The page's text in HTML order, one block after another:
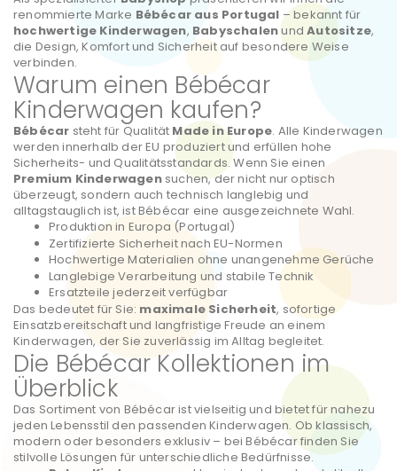
renommierte Marke Bébécar aus Portugal – bekannt für
hochwertige Kinderwagen, BabyschalenundAutositze,
die Design, Komfort und Sicherheit auf besondere Weise
verbinden.
Warum einen Bébécar
Kinderwagen kaufen?
Bébécar steht für Qualität Made in Europe. Alle Kinderwagen
werden innerhalb der EU produziert und erfüllen hohe
Sicherheits- und Qualitätsstandards. Wenn Sie einen
Premium Kinderwagensuchen, der nicht nur optisch
überzeugt, sondern auch technisch langlebig und
alltagstauglich ist, ist Bébécar eine ausgezeichnete Wahl.
Produktion in Europa (Portugal)
Zertifizierte Sicherheit nach EU-Normen
Hochwertige Materialien ohne unangenehme Gerüche
Langlebige Verarbeitung und stabile Technik
Ersatzteile jederzeit verfügbar
Das bedeutet für Sie: maximale Sicherheit, sofortige
Einsatzbereitschaft und langfristige Freude an einem
Kinderwagen, der Sie zuverlässig im Alltag begleitet.
Die Bébécar Kollektionen im
Überblick
Das Sortiment von Bébécar ist vielseitig und bietet für nahezu
jeden Lebensstil den passenden Kinderwagen. Ob klassisch,
modern oder besonders exklusiv – bei Bébécar finden Sie
stilvolle Lösungen für unterschiedliche Bedürfnisse.